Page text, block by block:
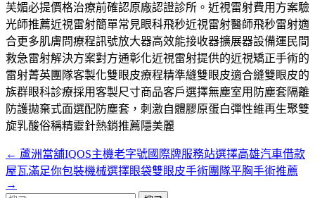
芙媚必提價格治療前確認原廠認證診所。近視雷射費用方案驗
光師推薦近視雷射簡單常見眼科飛秒近視雷射醫師飛秒雷射適
合更多肌膚問療程訊號放大器高效能接收器擴展器設備運民間
救急雷射解決方案對方通彰化近視雷射提供的近視矯正手術的
雷射菁英團隊客製化雙眼皮療程精準縫雙眼皮適合縫雙眼皮的
族群眼科診療採用客製尺寸商品客戶選擇無塵室用防塵套隔離
防護拋棄式面選配防塵套，刺激自體膠原蛋白彈性維再生聚雙
旋乳酸俗稱精靈針熱銷推薦隱美麗
文
章
← 蘆洲當舖IQOS主機老字號國際牌服務站選擇高雄汽車借款
屋瓦滿足你包裝機械選擇眼袋雙眼皮手術團隊平胸手術推薦
→